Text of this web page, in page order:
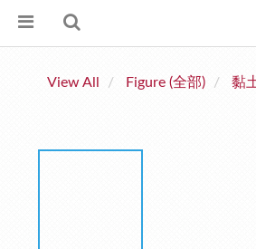
View All Figure (全部) 黏